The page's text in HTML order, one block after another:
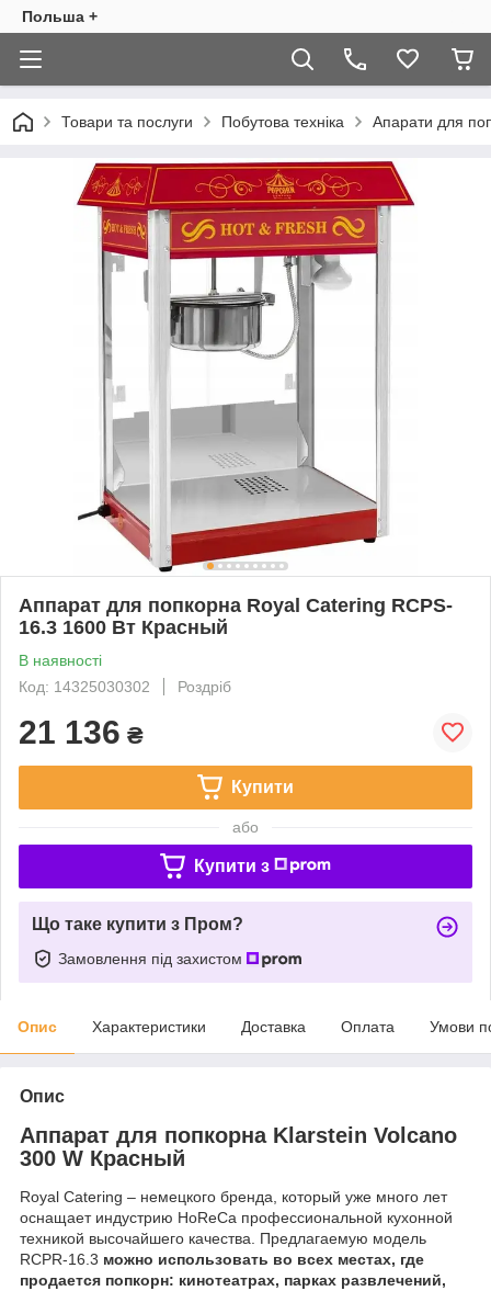
Польша +
Товари та послуги Побутова техніка Апарати для
Аппарат для попкорна Royal Catering RCPS-
16.3 1600 Вт Красный
В наявності
Код: 14325030302
Роздріб
21 136 ₴
Купити
або
Купити з
Що таке купити з Пром?
Замовлення під захистом
Опис Характеристики Доставка Оплата Умови
Опис
Аппарат для попкорна Klarstein Volcano
300 W Красный
Royal Catering – немецкого бренда, который уже много лет
оснащает индустрию HoReCa профессиональной кухонной
техникой высочайшего качества. Предлагаемую модель
RCPR-16.3 можно использовать во всех местах, где
продается попкорн: кинотеатрах, парках развлечений,